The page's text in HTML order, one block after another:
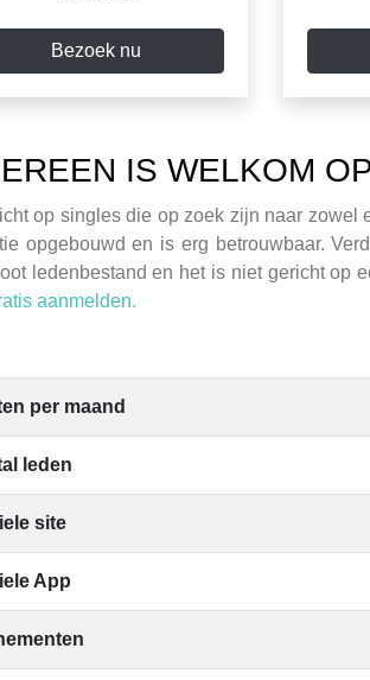
Bezoek nu
IS WELKOM
op singles die op zoek zijn naar
opgebouwd en is erg betrouwbaar.
ledenbestand en het is niet gericht op
aanmelden.
per maand
leden
site
App